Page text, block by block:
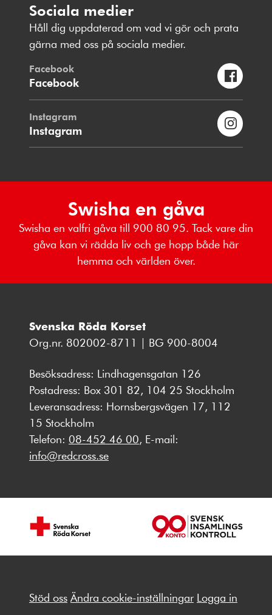
Sociala medier
Håll dig uppdaterad om vad vi gör och prata
gärna med oss på sociala medier.
Facebook
Facebook
Instagram
Instagram
Swisha en gåva
Swisha en valfri gåva till 900 80 95. Tack vare din
gåva kan vi rädda liv och ge hopp både här
hemma och världen över.
Svenska Röda Korset
Org.nr. 802002-8711 | BG 900-8004
Besöksadress: Lindhagensgatan 126
Postadress: Box 301 82, 104 25 Stockholm
Leveransadress: Hornsbergsvägen 17, 112
15 Stockholm
Telefon: 08-452 46 00, E-mail:
info@redcross.se
Stöd oss Ändra cookie-inställningar Logga in